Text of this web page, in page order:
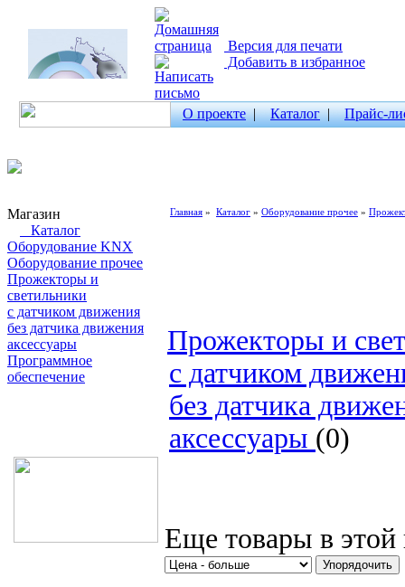
Версия для печати
Добавить в избранное
О проекте| Каталог| Прайс-
Магазин
Каталог
Оборудование KNX
Оборудование прочее
Прожекторы и
светильники
с датчиком движения
без датчика движения
аксессуары
Программное
обеспечение
Главная » Каталог » Оборудование прочее »
Прожекторы и
с датчиком
без датчика
аксессуары (0)
Еще товары в этой